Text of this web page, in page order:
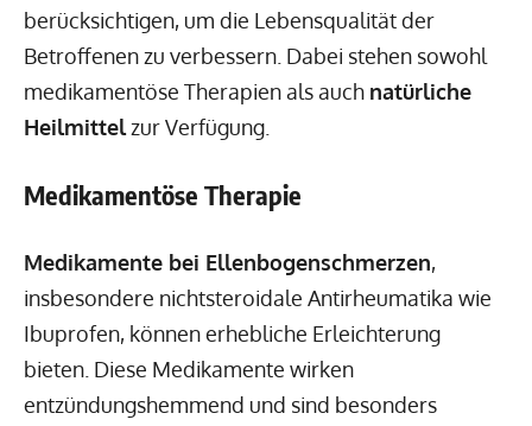
berücksichtigen, um die Lebensqualität der
Betroffenen zu verbessern. Dabei stehen sowohl
medikamentöse Therapien als auch natürliche
Heilmittelzur Verfügung.
Medikamentöse Therapie
Medikamente bei Ellenbogenschmerzen,
insbesondere nichtsteroidale Antirheumatika wie
Ibuprofen, können erhebliche Erleichterung
bieten. Diese Medikamente wirken
entzündungshemmend und sind besonders